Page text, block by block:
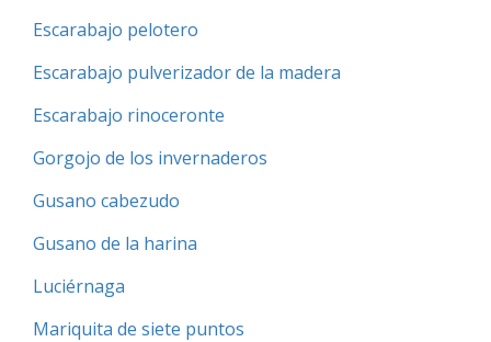
Escarabajo pelotero
Escarabajo pulverizador de la madera
Escarabajo rinoceronte
Gorgojo de los invernaderos
Gusano cabezudo
Gusano de la harina
Luciérnaga
Mariquita de siete puntos